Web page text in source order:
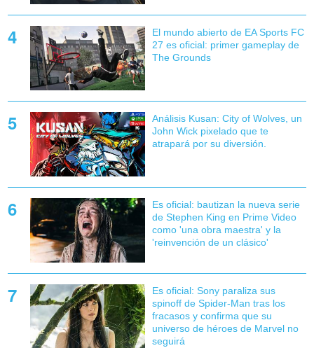
El mundo abierto de EA Sports FC
27 es oficial: primer gameplay de
The Grounds
Análisis Kusan: City of Wolves, un
John Wick pixelado que te
atrapará por su diversión.
Es oficial: bautizan la nueva serie
de Stephen King en Prime Video
como 'una obra maestra' y la
'reinvención de un clásico'
Es oficial: Sony paraliza sus
spinoff de Spider-Man tras los
fracasos y confirma que su
universo de héroes de Marvel no
seguirá